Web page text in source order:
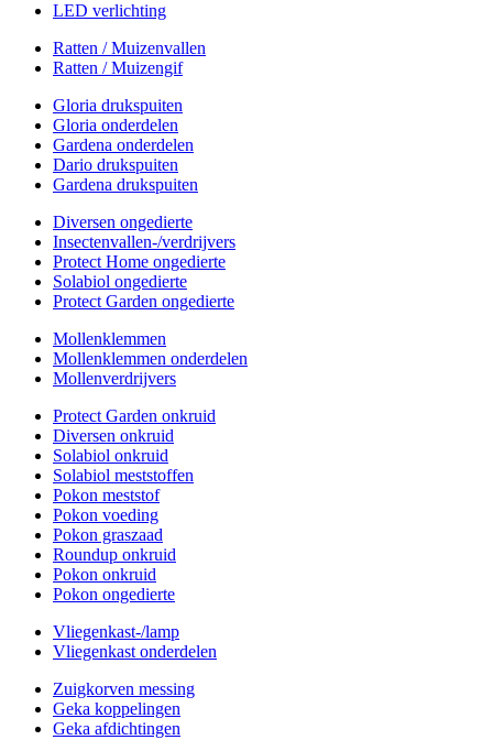
LED verlichting
Ratten / Muizenvallen
Ratten / Muizengif
Gloria drukspuiten
Gloria onderdelen
Gardena onderdelen
Dario drukspuiten
Gardena drukspuiten
Diversen ongedierte
Insectenvallen-/verdrijvers
Protect Home ongedierte
Solabiol ongedierte
Protect Garden ongedierte
Mollenklemmen
Mollenklemmen onderdelen
Mollenverdrijvers
Protect Garden onkruid
Diversen onkruid
Solabiol onkruid
Solabiol meststoffen
Pokon meststof
Pokon voeding
Pokon graszaad
Roundup onkruid
Pokon onkruid
Pokon ongedierte
Vliegenkast-/lamp
Vliegenkast onderdelen
Zuigkorven messing
Geka koppelingen
Geka afdichtingen